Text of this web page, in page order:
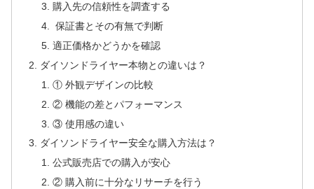
購入先の信頼性を調査する
保証書とその有無で判断
適正価格かどうかを確認
ダイソンドライヤー本物との違いは？
① 外観デザインの比較
② 機能の差とパフォーマンス
③ 使用感の違い
ダイソンドライヤー安全な購入方法は？
公式販売店での購入が安心
② 購入前に十分なリサーチを行う